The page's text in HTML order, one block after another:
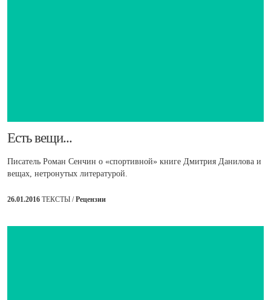
​Есть вещи...
Писатель Роман Сенчин о «спортивной» книге Дмитрия Данилова и
вещах, нетронутых литературой.
26.01.2016 ТЕКСТЫ /Рецензии